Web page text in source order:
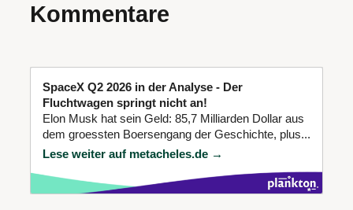
Kommentare
SpaceX Q2 2026 in der Analyse - Der
Fluchtwagen springt nicht an!
Elon Musk hat sein Geld: 85,7 Milliarden Dollar aus
dem groessten Boersengang der Geschichte, plus...
Lese weiter auf metacheles.de →